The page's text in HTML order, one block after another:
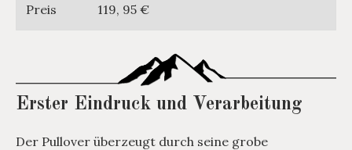
Preis 119, 95 €
Erster Eindruck und Verarbeitung
Der Pullover überzeugt durch seine grobe